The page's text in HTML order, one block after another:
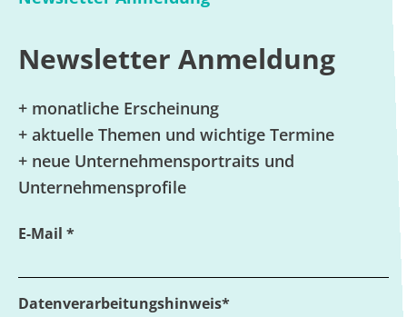
Newsletter Anmeldung
+ monatliche Erscheinung
+ aktuelle Themen und wichtige Termine
+ neue Unternehmensportraits und
Unternehmensprofile
E-Mail *
Datenverarbeitungshinweis*